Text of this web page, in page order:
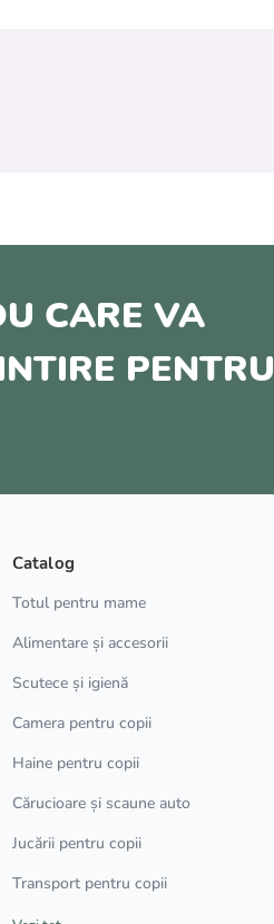
CARE VA
PENTRU
Catalog
Totul pentru mame
Alimentare și accesorii
Scutece și igienă
Camera pentru copii
Haine pentru copii
Cărucioare și scaune auto
Jucării pentru copii
Transport pentru copii